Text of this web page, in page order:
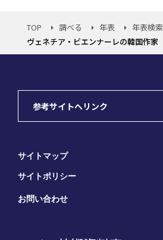
TOP 調べる 年表
年表検索
ヴェネチア・ビエンナーレの韓国作家
参考サイトへリンク
サイトマップ
サイトポリシー
お問い合わせ